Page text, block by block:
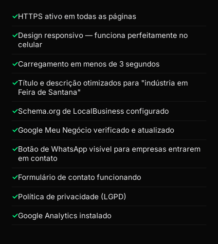
HTTPS ativo em todas as páginas
Design responsivo — funciona perfeitamente no
celular
Carregamento em menos de 3 segundos
Título e descrição otimizados para "indústria em
Feira de Santana"
Schema.org de LocalBusiness configurado
Google Meu Negócio verificado e atualizado
Botão de WhatsApp visível para empresas entrarem
em contato
Formulário de contato funcionando
Política de privacidade (LGPD)
Google Analytics instalado